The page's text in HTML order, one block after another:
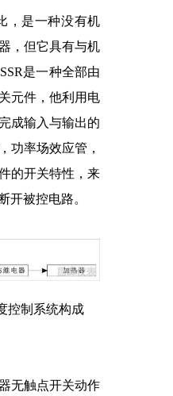
，是一种没有机
，但它具有与机
是一种全部由
元件，他利用电
成输入与输出的
功率场效应管，
的开关特性，来
开被控电路。
控制系统构成
无触点开关动作